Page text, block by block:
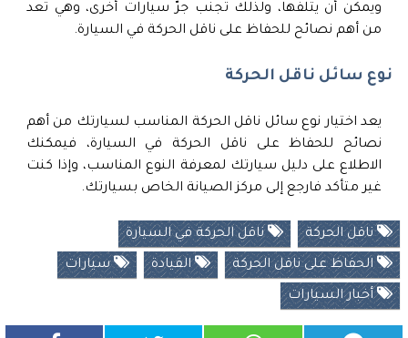
ويمكن أن يتلفها، ولذلك تجنب جرّ سيارات أخرى، وهي تعد
من أهم نصائح للحفاظ على ناقل الحركة في السيارة.
نوع سائل ناقل الحركة
يعد اختيار نوع سائل ناقل الحركة المناسب لسيارتك من أهم
نصائح للحفاظ على ناقل الحركة في السيارة، فيمكنك
الاطلاع على دليل سيارتك لمعرفة النوع المناسب، وإذا كنت
غير متأكد فارجع إلى مركز الصيانة الخاص بسيارتك.
ناقل الحركة ناقل الحركة في السيارة
الحفاظ على ناقل الحركة القيادة سيارات
أخبار السيارات